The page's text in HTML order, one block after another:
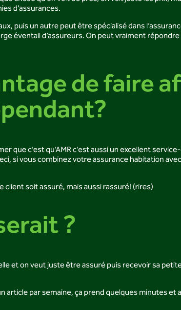
d’assurances.
puis un autre peut être spécialisé dans
éventail d’assureurs. On peut vraiment
de faire
que c’est qu’AMR c’est aussi un excellent
si vous combinez votre assurance habitation
soit assuré, mais aussi rassuré! (rires)
?
et on veut juste être assuré puis recevoir sa
article par semaine, ça prend quelques minutes et